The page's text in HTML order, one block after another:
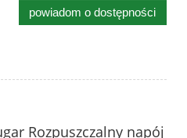
powiadom o dostępności
Rozpuszczalny napój